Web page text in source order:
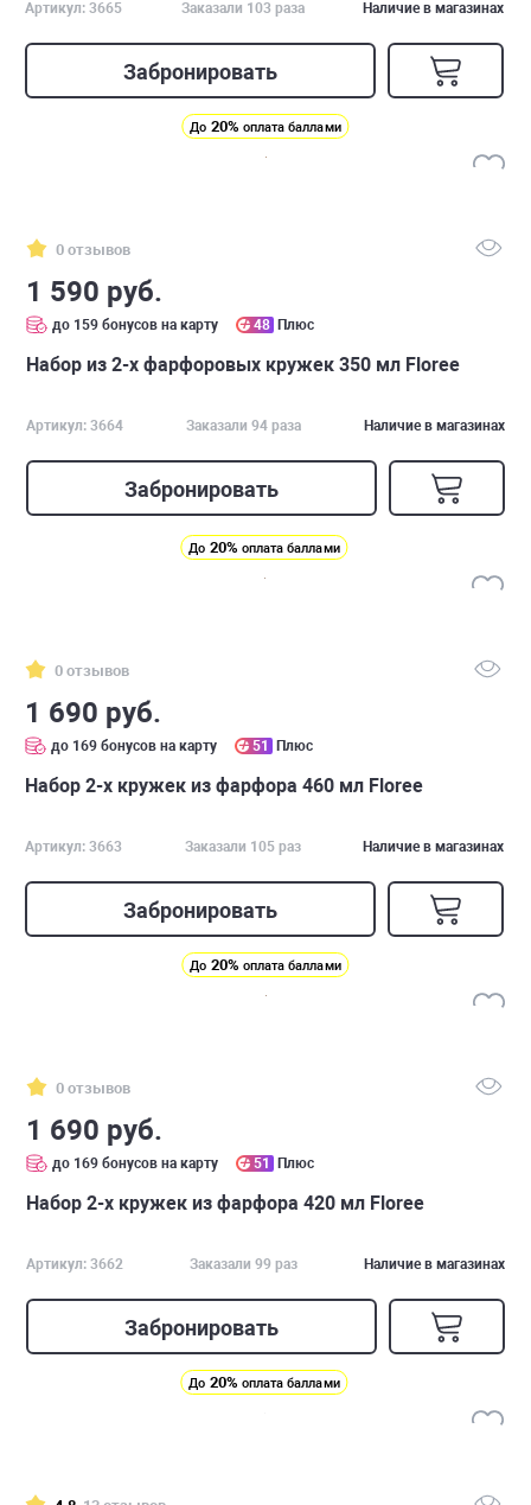
Артикул: 3665 Заказали 103 раза Наличие в магазинах
Забронировать
До 20% оплата баллами
0 отзывов
1 590 руб.
до 159 бонусов на карту 48 Плюс
Набор из 2-х фарфоровых кружек 350 мл Floree
Артикул: 3664 Заказали 94 раза Наличие в магазинах
Забронировать
До 20% оплата баллами
0 отзывов
1 690 руб.
до 169 бонусов на карту 51 Плюс
Набор 2-х кружек из фарфора 460 мл Floree
Артикул: 3663 Заказали 105 раз Наличие в магазинах
Забронировать
До 20% оплата баллами
0 отзывов
1 690 руб.
до 169 бонусов на карту 51 Плюс
Набор 2-х кружек из фарфора 420 мл Floree
Артикул: 3662 Заказали 99 раз Наличие в магазинах
Забронировать
До 20% оплата баллами